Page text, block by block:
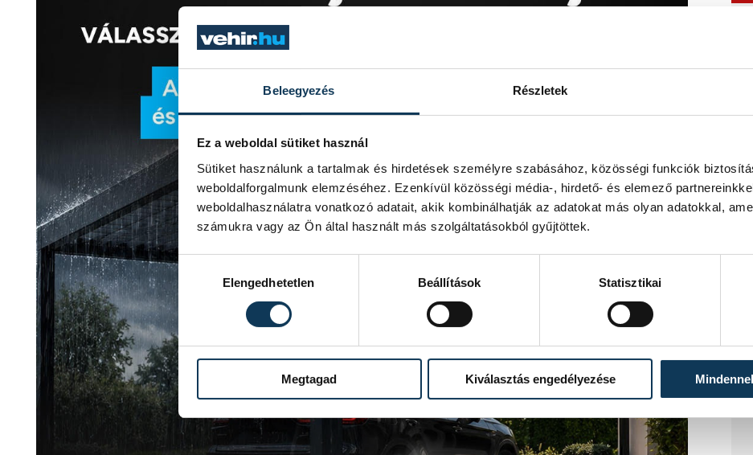
Beleegyezés Részletek
Ez a weboldal sütiket használ
Sütiket használunk a tartalmak és hirdetések személyre szabásához, közösségi funkciók
weboldalforgalmunk elemzéséhez. Ezenkívül közösségi média-, hirdető- és elemező
weboldalhasználatra vonatkozó adatait, akik kombinálhatják az adatokat más olyan adatokkal,
számukra vagy az Ön által használt más szolgáltatásokból gyűjtöttek.
Hozzájárulás kiválasztása
Elengedhetetlen
Beállítások Statisztikai
Megtagad Kiválasztás engedélyezése